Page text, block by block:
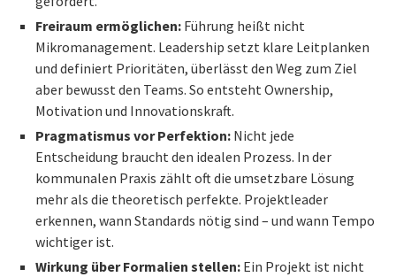
Freiraum ermöglichen: Führung heißt nicht
Mikromanagement. Leadership setzt klare Leitplanken
und definiert Prioritäten, überlässt den Weg zum Ziel
aber bewusst den Teams. So entsteht Ownership,
Motivation und Innovationskraft.
Pragmatismus vor Perfektion: Nicht jede
Entscheidung braucht den idealen Prozess. In der
kommunalen Praxis zählt oft die umsetzbare Lösung
mehr als die theoretisch perfekte. Projektleader
erkennen, wann Standards nötig sind – und wann Tempo
wichtiger ist.
Wirkung über Formalien stellen: Ein Projekt ist nicht